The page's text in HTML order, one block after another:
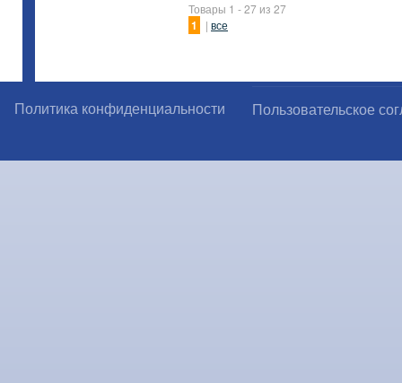
Товары 1 - 27 из 27
1 | все
Политика конфиденциальности Пользовательское